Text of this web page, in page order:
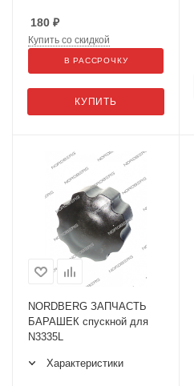
180 ₽
КУПИТЬ
Купить со скидкой
В РАССРОЧКУ
NORDBERG ЗАПЧАСТЬ
БАРАШЕК спускной для
N3335L
Характеристики